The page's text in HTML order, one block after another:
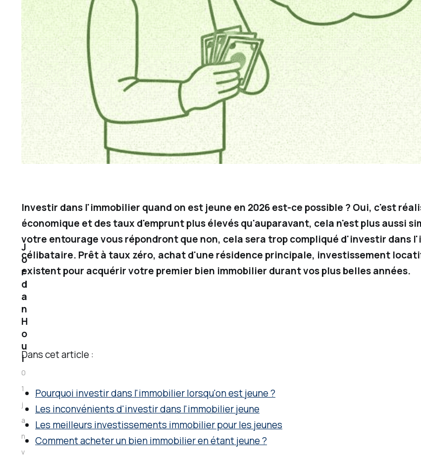
Investir dans l'immobilier quand on est jeune en 2026 est-ce possible ? Oui, c'est
économique et des taux d'emprunt plus élevés qu'auparavant, cela n'est plus aussi
votre entourage vous répondront que non, cela sera trop compliqué d'investir dans
célibataire. Prêt à taux zéro, achat d'une résidence principale, investissement
existent pour acquérir votre premier bien immobilier durant vos plus belles années.
Dans cet article :
Pourquoi investir dans l'immobilier lorsqu'on est jeune ?
Les inconvénients d'investir dans l'immobilier jeune
Les meilleurs investissements immobilier pour les jeunes
Comment acheter un bien immobilier en étant jeune ?
T
i
t
u
l
a
i
r
e
d
e
l
a
c
J
o
r
d
a
n
H
o
u
i
0
1
j
a
n
v